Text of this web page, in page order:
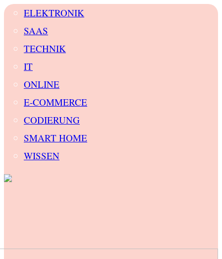
ELEKTRONIK
SAAS
TECHNIK
IT
ONLINE
E-COMMERCE
CODIERUNG
SMART HOME
WISSEN